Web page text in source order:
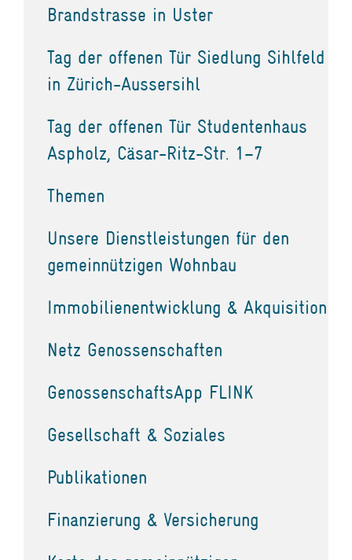
Brandstrasse in Uster
Tag der offenen Tür Siedlung Sihlfeld
in Zürich-Aussersihl
Tag der offenen Tür Studentenhaus
Aspholz, Cäsar-Ritz-Str. 1–7
Themen
Unsere Dienstleistungen für den
gemeinnützigen Wohnbau
Immobilienentwicklung & Akquisition
Netz Genossenschaften
GenossenschaftsApp FLINK
Gesellschaft & Soziales
Publikationen
Finanzierung & Versicherung